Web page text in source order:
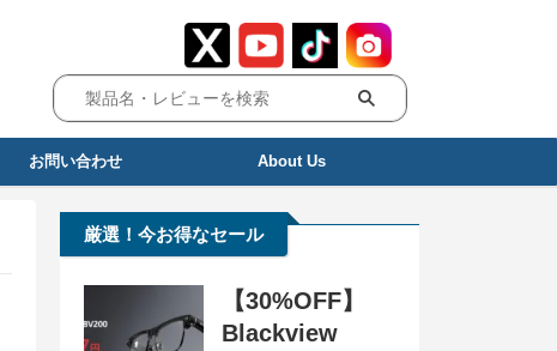
お問い合わせ About Us
厳選！今お得なセール
【30%OFF】
Blackview